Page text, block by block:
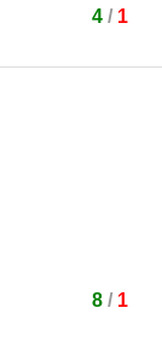
4/ 1
8/ 1